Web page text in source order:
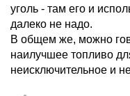
уголь - там его и
далеко не надо.
В общем же, можно
наилучшее топливо
неисключительное и